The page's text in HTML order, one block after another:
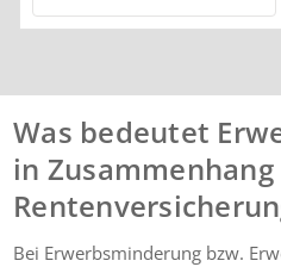
Was bedeutet
in
Bei Erwerbsminderung bzw.